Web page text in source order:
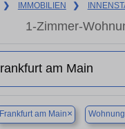
❯ IMMOBILIEN ❯
1-Zimmer-
Frankfurt am Main×